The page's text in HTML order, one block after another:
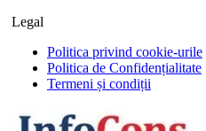
Legal
Politica privind cookie-urile
Politica de Confidențialitate
Termeni și condiții